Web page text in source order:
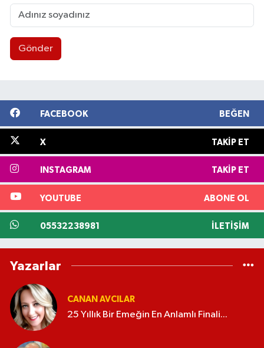
Gönder
FACEBOOK BEĞEN
X TAKIP ET
INSTAGRAM TAKIP ET
YOUTUBE ABONE OL
05532238981 İLETIŞIM
Yazarlar
CANAN AVCILAR
25 Yıllık Bir Emeğin En Anlamlı Finali...